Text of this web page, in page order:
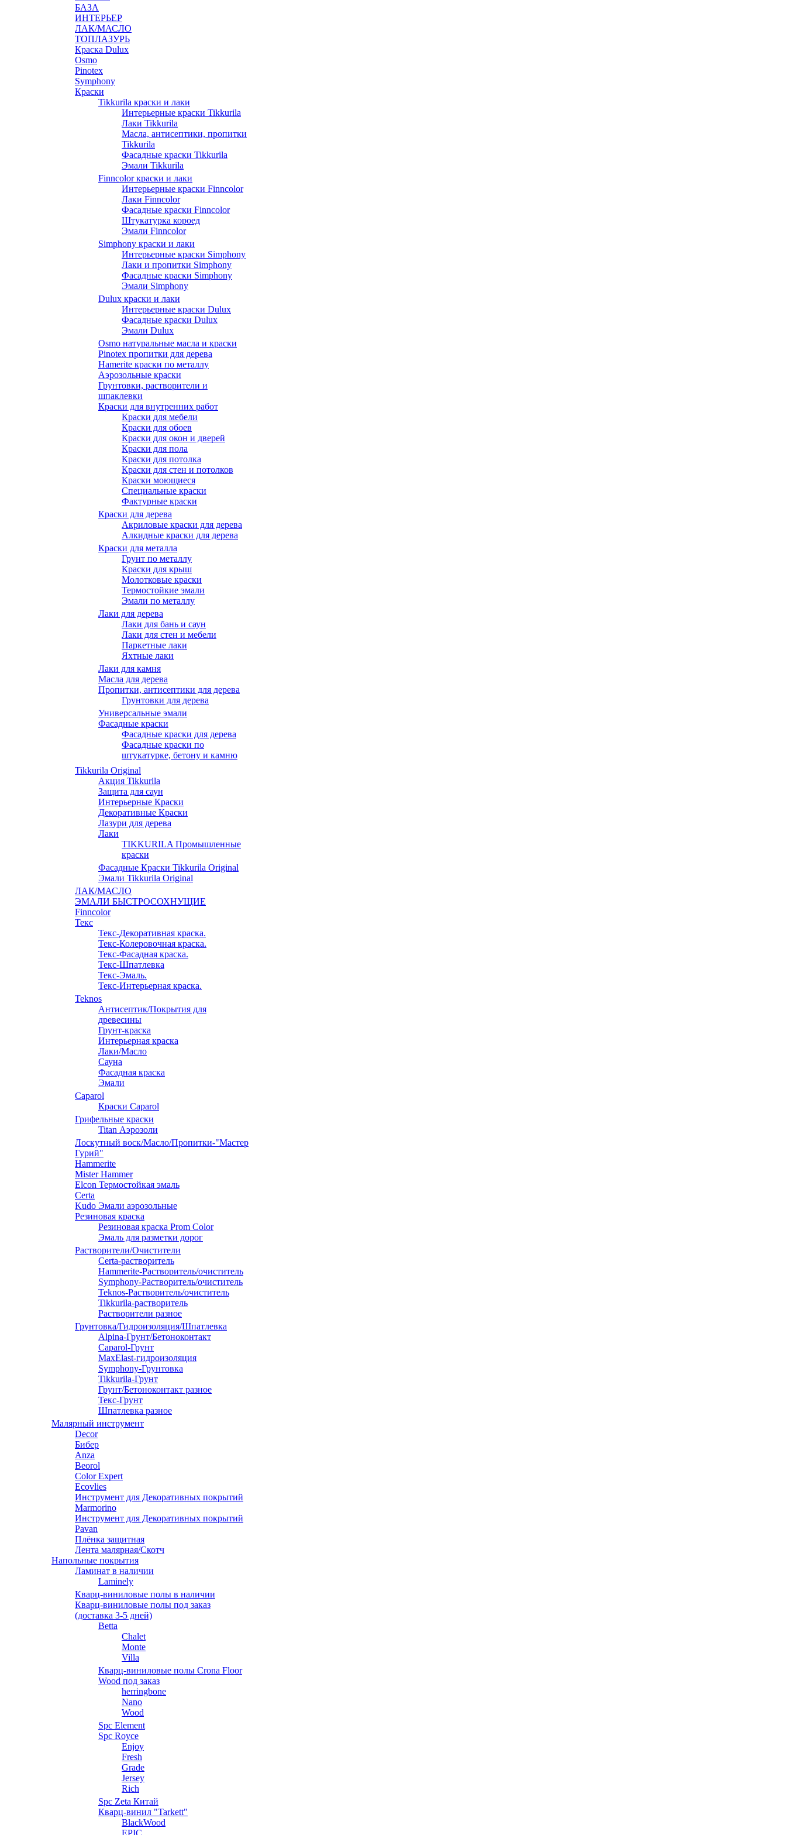
БАЗА
ИНТЕРЬЕР
ЛАК/МАСЛО
ТОПЛАЗУРЬ
Краска Dulux
Osmo
Pinotex
Symphony
Краски
Tikkurila краски и лаки
Интерьерные краски Tikkurila
Лаки Tikkurila
Масла, антисептики, пропитки
Tikkurila
Фасадные краски Tikkurila
Эмали Tikkurila
Finncolor краски и лаки
Интерьерные краски Finncolor
Лаки Finncolor
Фасадные краски Finncolor
Штукатурка короед
Эмали Finncolor
Simphony краски и лаки
Интерьерные краски Simphony
Лаки и пропитки Simphony
Фасадные краски Simphony
Эмали Simphony
Dulux краски и лаки
Интерьерные краски Dulux
Фасадные краски Dulux
Эмали Dulux
Osmo натуральные масла и краски
Pinotex пропитки для дерева
Hamerite краски по металлу
Аэрозольные краски
Грунтовки, растворители и
шпаклевки
Краски для внутренних работ
Краски для мебели
Краски для обоев
Краски для окон и дверей
Краски для пола
Краски для потолка
Краски для стен и потолков
Краски моющиеся
Специальные краски
Фактурные краски
Краски для дерева
Акриловые краски для дерева
Алкидные краски для дерева
Краски для металла
Грунт по металлу
Краски для крыш
Молотковые краски
Термостойкие эмали
Эмали по металлу
Лаки для дерева
Лаки для бань и саун
Лаки для стен и мебели
Паркетные лаки
Яхтные лаки
Лаки для камня
Масла для дерева
Пропитки, антисептики для дерева
Грунтовки для дерева
Универсальные эмали
Фасадные краски
Фасадные краски для дерева
Фасадные краски по
штукатурке, бетону и камню
Tikkurila Original
Акция Tikkurila
Защита для саун
Интерьерные Краски
Декоративные Краски
Лазури для дерева
Лаки
TIKKURILA Промышленные
краски
Фасадные Краски Tikkurila Original
Эмали Tikkurila Original
ЛАК/МАСЛО
ЭМАЛИ БЫСТРОСОХНУЩИЕ
Finncolor
Текс
Текс-Декоративная краска.
Текс-Колеровочная краска.
Текс-Фасадная краска.
Текс-Шпатлевка
Текс-Эмаль.
Текс-Интерьерная краска.
Teknos
Антисептик/Покрытия для
древесины
Грунт-краска
Интерьерная краска
Лаки/Масло
Сауна
Фасадная краска
Эмали
Caparol
Краски Caparol
Грифельные краски
Titan Аэрозоли
Лоскутный воск/Масло/Пропитки-"Мастер
Гурий"
Hammerite
Mister Hammer
Elcon Термостойкая эмаль
Certa
Kudo Эмали аэрозольные
Резиновая краска
Резиновая краска Prom Color
Эмаль для разметки дорог
Растворители/Очистители
Certa-растворитель
Hammerite-Растворитель/очиститель
Symphony-Растворитель/очиститель
Teknos-Растворитель/очиститель
Tikkurila-растворитель
Растворители разное
Грунтовка/Гидроизоляция/Шпатлевка
Alpina-Грунт/Бетоноконтакт
Caparol-Грунт
MaxElast-гидроизоляция
Symphony-Грунтовка
Tikkurila-Грунт
Грунт/Бетоноконтакт разное
Текс-Грунт
Шпатлевка разное
Малярный инструмент
Decor
Бибер
Anza
Beorol
Color Expert
Ecovlies
Инструмент для Декоративных покрытий
Marmorino
Инструмент для Декоративных покрытий
Pavan
Плёнка защитная
Лента малярная/Скотч
Напольные покрытия
Ламинат в наличии
Laminely
Кварц-виниловые полы в наличии
Кварц-виниловые полы под заказ
(доставка 3-5 дней)
Betta
Chalet
Monte
Villa
Кварц-виниловые полы Crona Floor
Wood под заказ
herringbone
Nano
Wood
Spc Element
Spc Royce
Enjoy
Fresh
Grade
Jersey
Rich
Spc Zeta Китай
Кварц-винил "Tarkett"
BlackWood
EPIC